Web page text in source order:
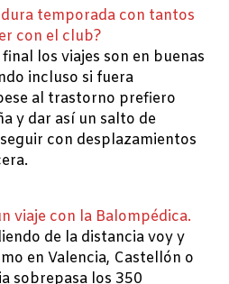
temporada con tantos
con el club?
los viajes son en buenas
incluso si fuera
al trastorno prefiero
y dar así un salto de
con desplazamientos
viaje con la Balompédica.
de la distancia voy y
en Valencia, Castellón o
sobrepasa los 350